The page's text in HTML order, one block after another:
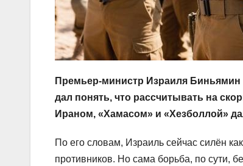
Премьер-министр Израиля
дал понять, что рассчитывать на
Ираном, «Хамасом» и «Хезболлой»
По его словам, Израиль сейчас силён
противников. Но сама борьба, по сути,